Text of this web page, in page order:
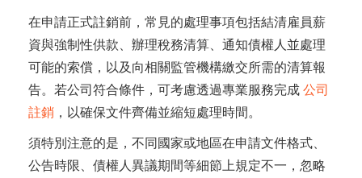
在申請正式註銷前，常見的處理事項包括結清雇員薪
資與強制性供款、辦理稅務清算、通知債權人並處理
可能的索償，以及向相關監管機構繳交所需的清算報
告。若公司符合條件，可考慮透過專業服務完成 公司
註銷 ，以確保文件齊備並縮短處理時間。
須特別注意的是，不同國家或地區在申請文件格式、
公告時限、債權人異議期間等細節上規定不一，忽略